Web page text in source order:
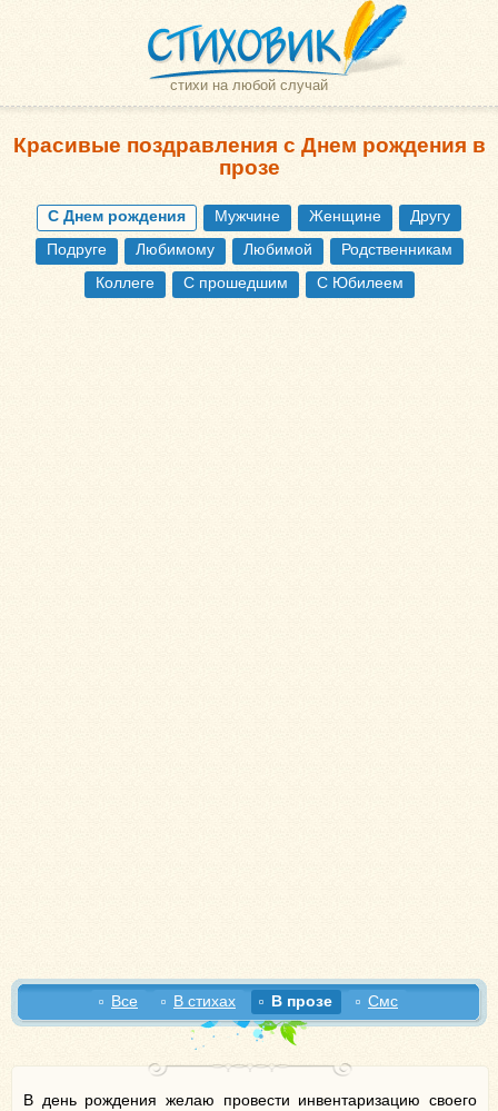
стихи на любой случай
Красивые поздравления с Днем рождения в
прозе
С Днем рождения Мужчине Женщине
Другу
Подруге
Любимому Любимой
Родственникам
Коллеге
С прошедшим С Юбилеем
Все В стихах В прозе Смс
В день рождения желаю провести инвентаризацию своего